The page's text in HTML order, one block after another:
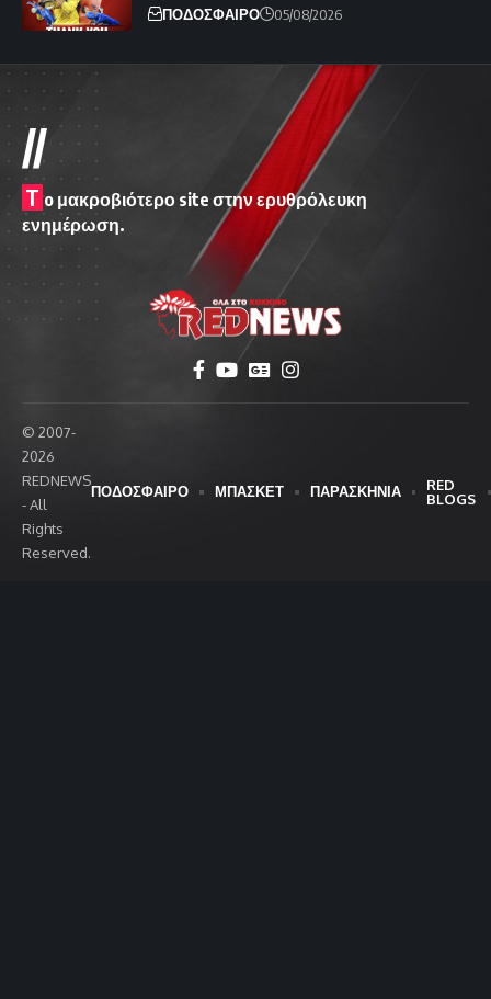
ΠΟΔΟΣΦΑΙΡΟ 05/08/2026
//
T o μακροβιότερο site στην ερυθρόλευκη
ενημέρωση.
© 2007-
2026
REDNEWS
- All
Rights
Reserved.
ΠΟΔΟΣΦΑΙΡΟ ΜΠΑΣΚΕΤ ΠΑΡΑΣΚΗΝΙΑ
RED
BLOGS